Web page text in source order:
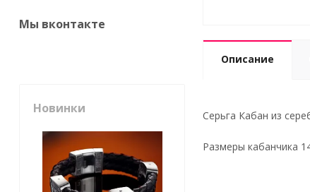
Описание
Серьга Кабан из
Размеры кабанчика
Мы вконтакте
Новинки